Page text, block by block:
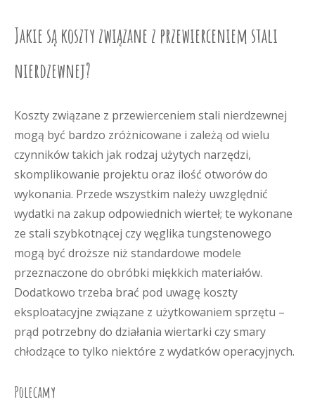
Jakie są koszty związane z przewierceniem stali
nierdzewnej?
Koszty związane z przewierceniem stali nierdzewnej
mogą być bardzo zróżnicowane i zależą od wielu
czynników takich jak rodzaj użytych narzędzi,
skomplikowanie projektu oraz ilość otworów do
wykonania. Przede wszystkim należy uwzględnić
wydatki na zakup odpowiednich wierteł; te wykonane
ze stali szybkotnącej czy węglika tungstenowego
mogą być droższe niż standardowe modele
przeznaczone do obróbki miękkich materiałów.
Dodatkowo trzeba brać pod uwagę koszty
eksploatacyjne związane z użytkowaniem sprzętu –
prąd potrzebny do działania wiertarki czy smary
chłodzące to tylko niektóre z wydatków operacyjnych.
Polecamy